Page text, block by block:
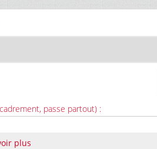
passe partout) :
plus